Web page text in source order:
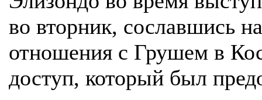
во вторник, сославшись
отношения с Грушем в
доступ, который был